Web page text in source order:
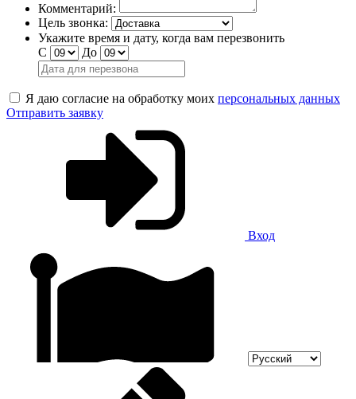
Комментарий:
Цель звонка:
Укажите время и дату, когда вам перезвонить
С
До
Я даю согласие на обработку моих персональных данных
Отправить заявку
Вход